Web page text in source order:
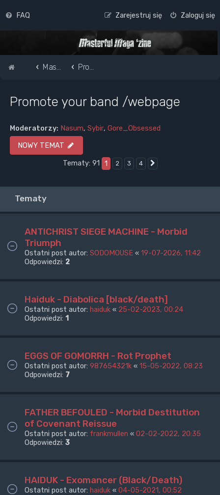
FAQ Zaloguj się
Zarejestruj się
Strona główna
Masterful Magazine Message Board Promote your band /webpage
Promote your band /webpage
Moderatorzy: Nasum, Sybir, Gore_Obsessed
NOWY TEMAT
Tematy: 91
1 2 3 4
Tematy
ANTICHRIST SIEGE MACHINE - Morbid
Triumph
Ostatni post autor: SODOMOUSE « 19-07-2026, 11:42
Odpowiedzi: 2
Haiduk - Diabolica [black/death]
Ostatni post autor: haiduk « 25-02-2023, 00:24
Odpowiedzi: 1
EGGS OF GOMORRH - Rot Prophet
Ostatni post autor: 987654321k « 15-05-2022, 08:23
Odpowiedzi: 7
FATHER BEFOULED - Morbid Destitution
of Covenant Reissue
Ostatni post autor: frankmullen « 02-02-2022, 20:35
Odpowiedzi: 3
HAIDUK - Exomancer (Black/Death)
Ostatni post autor: haiduk « 04-05-2021, 00:52